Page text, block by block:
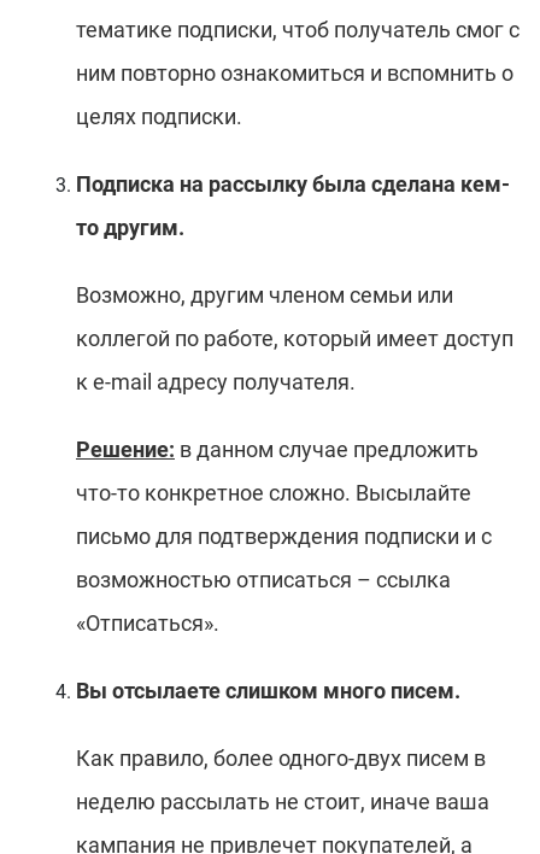
тематике подписки, чтоб получатель смог с
ним повторно ознакомиться и вспомнить о
целях подписки.
Подписка на рассылку была сделана кем-
то другим.
Возможно, другим членом семьи или
коллегой по работе, который имеет доступ
к e-mail адресу получателя.
Решение: в данном случае предложить
что-то конкретное сложно. Высылайте
письмо для подтверждения подписки и с
возможностью отписаться – ссылка
«Отписаться».
Вы отсылаете слишком много писем.
Как правило, более одного-двух писем в
неделю рассылать не стоит, иначе ваша
кампания не привлечет покупателей, а